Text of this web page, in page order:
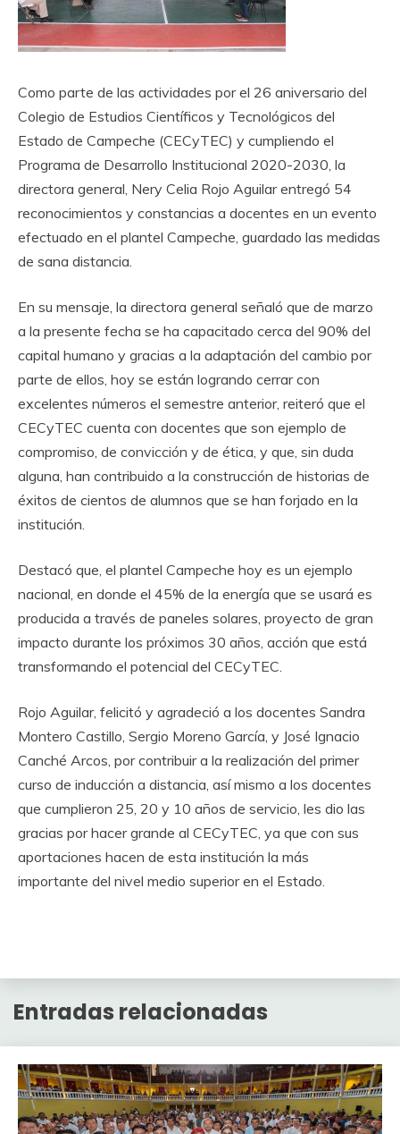
Como parte de las actividades por el 26 aniversario del
Colegio de Estudios Científicos y Tecnológicos del
Estado de Campeche (CECyTEC) y cumpliendo el
Programa de Desarrollo Institucional 2020-2030, la
directora general, Nery Celia Rojo Aguilarentregó 54
reconocimientos y constancias a docentes en un evento
efectuado en el plantel Campeche, guardado las medidas
de sana distancia.
En su mensaje , la directora general señaló que de marzo
a la presente fecha se ha capacitado cerca del 90% del
capital humano y gracias a la adaptación del cambio por
parte de ellos, hoy se están logrando cerrar con
excelentes números el semestre anterior, reiteró que el
CECyTEC cuenta con docentes que son ejemplo de
compromiso, de convicción y de ética, y que, sin duda
alguna, han contribuido a la construcción de historias de
éxitos de cientos de alumnos que se han forjado en la
institución.
Destacó que , el plantel Campeche hoy es un ejemplo
nacional, en donde el 45% de la energía que se usará es
producida a través de paneles solares, proyecto de gran
impacto durante los próximos 30 años, acción que está
transformando el potencial del CECyTEC.
Rojo Aguilar, felicitó y agradeció a los docentes Sandra
Montero Castillo, Sergio Moreno García, y José Ignacio
Canché Arcos, por contribuir a la realización del primer
curso de inducción a distancia, así mismo a los docentes
que cumplieron 25, 20 y 10 años de servicio, les dio las
gracias por hacer grande al CECyTEC, ya que con sus
aportaciones hacen de esta institución la más
importante del nivel medio superior en el Estado.
Entradas relacionadas